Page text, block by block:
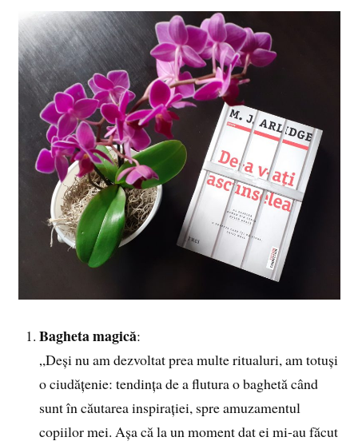
Bagheta magică:
„Deși nu am dezvoltat prea multe ritualuri, am totuși
o ciudățenie: tendința de a flutura o baghetă când
sunt în căutarea inspirației, spre amuzamentul
copiilor mei. Așa că la un moment dat ei mi-au făcut